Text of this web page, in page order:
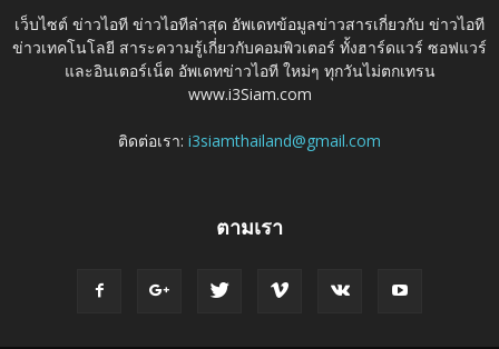
เว็บไซต์ ข่าวไอที ข่าวไอทีล่าสุด อัพเดทข้อมูลข่าวสารเกี่ยวกับ ข่าวไอที
ข่าวเทคโนโลยี สาระความรู้เกี่ยวกับคอมพิวเตอร์ ทั้งฮาร์ดแวร์ ซอฟแวร์
และอินเตอร์เน็ต อัพเดทข่าวไอที ใหม่ๆ ทุกวันไม่ตกเทรน
www.i3Siam.com
ติดต่อเรา: i3siamthailand@gmail.com
ตามเรา